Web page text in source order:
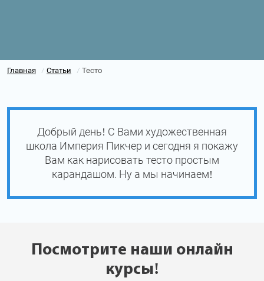
Главная / Статьи / Тесто
Добрый день! С Вами художественная
школа Империя Пикчер и сегодня я покажу
Вам как нарисовать тесто простым
карандашом. Ну а мы начинаем!
Посмотрите наши онлайн
курсы!